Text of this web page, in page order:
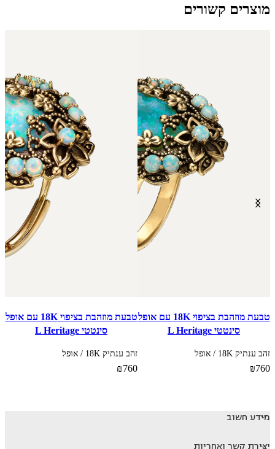
מוצרים קשורים
טבעת מוזהבת בציפוי 18K עם אופל
סינטטי L Heritage
זהב ענתיק 18K / אופל
₪760
טבעת מוזהבת בציפוי 18K עם אופל
סינטטי L Heritage
זהב ענתיק 18K / אופל
₪760
מידע חשוב